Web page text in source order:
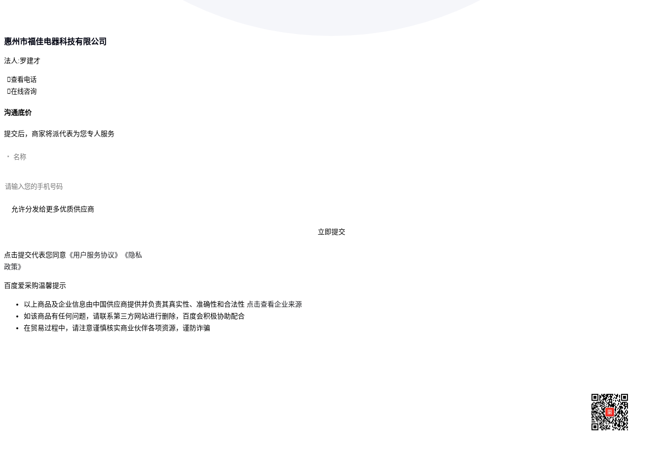
惠州市福佳电器科技有限公司
法人:罗建才
查看电话
在线咨询
沟通底价
提交后，商家将派代表为您专人服务
允许分发给更多优质供应商
立即提交
点击提交代表您同意 《用户服务协议》
《隐私
政策》
百度爱采购温馨提示
以上商品及企业信息由中国供应商提供并负责其真实性、准确性和合法性 点击查看企业来源
如该商品有任何问题，请联系第三方网站进行删除，百度会积极协助配合
在贸易过程中，请注意谨慎核实商业伙伴各项资源，谨防诈骗